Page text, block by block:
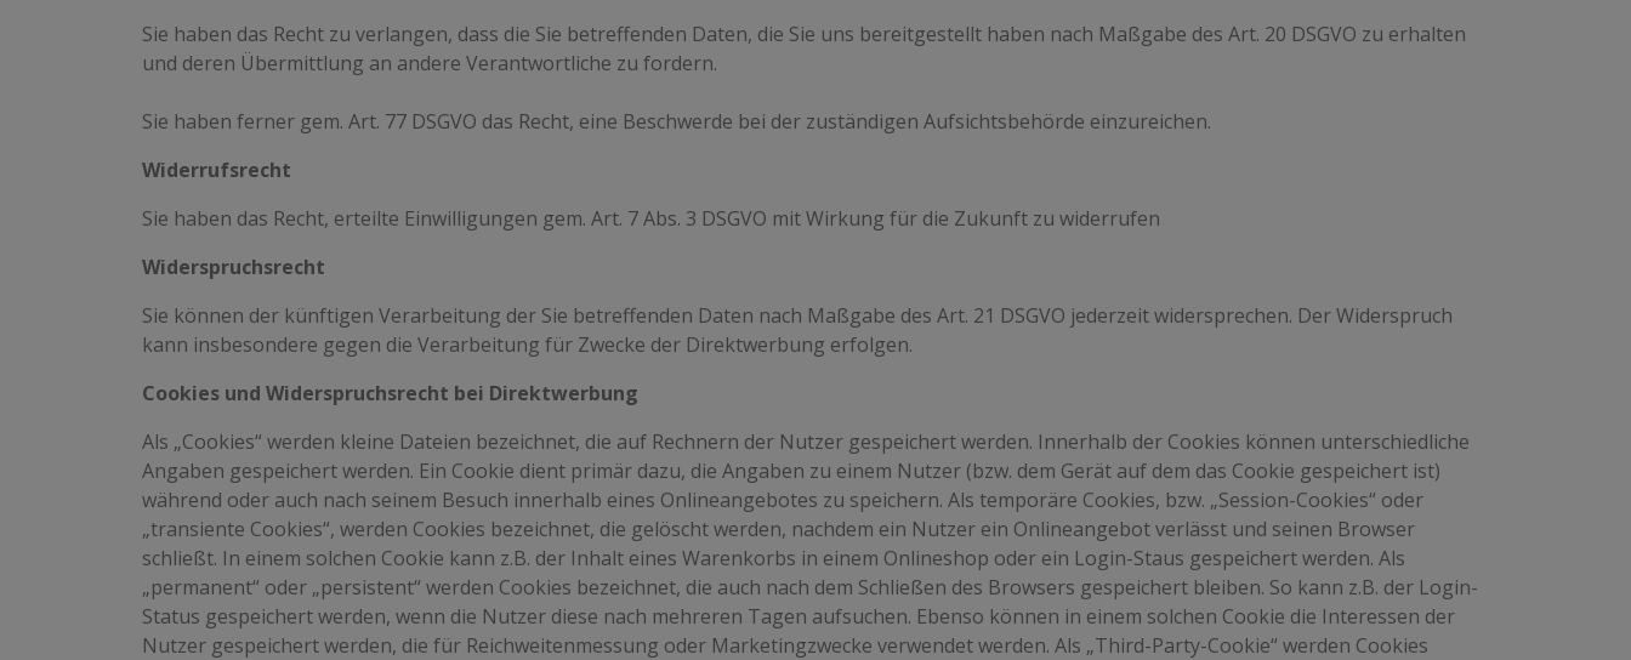
Sie haben das Recht zu verlangen, dass die Sie betreffenden Daten, die Sie uns bereitgestellt haben nach Maßgabe des Art. 20 DSGVO zu erhalten
und deren Übermittlung an andere Verantwortliche zu fordern.
Sie haben ferner gem. Art. 77 DSGVO das Recht, eine Beschwerde bei der zuständigen Aufsichtsbehörde einzureichen.
Widerrufsrecht
Sie haben das Recht, erteilte Einwilligungen gem. Art. 7 Abs. 3 DSGVO mit Wirkung für die Zukunft zu widerrufen
Widerspruchsrecht
Sie können der künftigen Verarbeitung der Sie betreffenden Daten nach Maßgabe des Art. 21 DSGVO jederzeit widersprechen. Der Widerspruch
kann insbesondere gegen die Verarbeitung für Zwecke der Direktwerbung erfolgen.
Cookies und Widerspruchsrecht bei Direktwerbung
Als „Cookies“ werden kleine Dateien bezeichnet, die auf Rechnern der Nutzer gespeichert werden. Innerhalb der Cookies können unterschiedliche
Angaben gespeichert werden. Ein Cookie dient primär dazu, die Angaben zu einem Nutzer (bzw. dem Gerät auf dem das Cookie gespeichert ist)
während oder auch nach seinem Besuch innerhalb eines Onlineangebotes zu speichern. Als temporäre Cookies, bzw. „Session-Cookies“ oder
„transiente Cookies“, werden Cookies bezeichnet, die gelöscht werden, nachdem ein Nutzer ein Onlineangebot verlässt und seinen Browser
schließt. In einem solchen Cookie kann z.B. der Inhalt eines Warenkorbs in einem Onlineshop oder ein Login-Staus gespeichert werden. Als
„permanent“ oder „persistent“ werden Cookies bezeichnet, die auch nach dem Schließen des Browsers gespeichert bleiben. So kann z.B. der Login-
Status gespeichert werden, wenn die Nutzer diese nach mehreren Tagen aufsuchen. Ebenso können in einem solchen Cookie die Interessen der
Nutzer gespeichert werden, die für Reichweitenmessung oder Marketingzwecke verwendet werden. Als „Third-Party-Cookie“ werden Cookies